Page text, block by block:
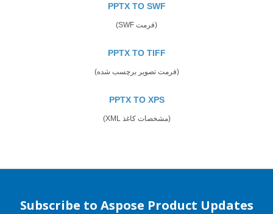
PPTX TO SWF
(فرمت SWF)
PPTX TO TIFF
(فرمت تصویر برچسب شده)
PPTX TO XPS
(مشخصات کاغذ XML)
Subscribe to Aspose Product Updates